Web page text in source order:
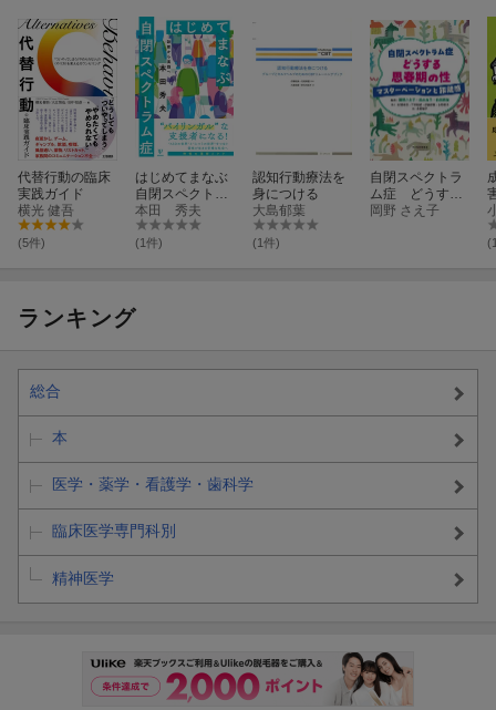
代替行動の臨床
実践ガイド
横光 健吾
(5件)
はじめてまなぶ
自閉スペクトラ
ム症
本田 秀夫
(1件)
認知行動療法を
身につける
大島郁葉
(1件)
自閉スペクトラ
ム症 どうする
思春期の性
岡野 さえ子
ランキング
総合
本
医学・薬学・看護学・歯科学
臨床医学専門科別
精神医学